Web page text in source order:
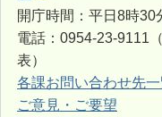
開庁時間：平日8時30
電話：0954-23-9111
表）
各課お問い合わせ先一
ご意見・ご要望